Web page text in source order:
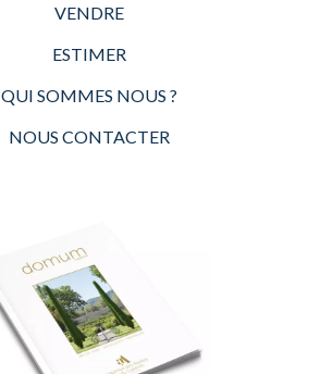
VENDRE
ESTIMER
QUI SOMMES NOUS ?
NOUS CONTACTER